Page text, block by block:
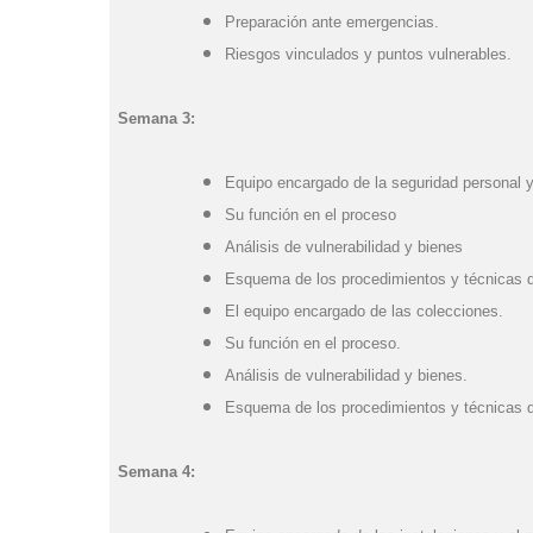
Preparación ante emergencias.
Riesgos vinculados y puntos vulnerables.
Semana 3:
Equipo encargado de la seguridad personal
Su función en el proceso
Análisis de vulnerabilidad y bienes
Esquema de los procedimientos y técnicas
El equipo encargado de las colecciones.
Su función en el proceso.
Análisis de vulnerabilidad y bienes.
Esquema de los procedimientos y técnicas
Semana 4: